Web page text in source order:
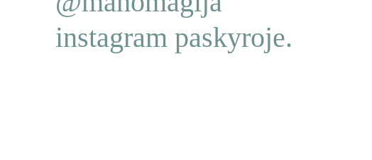
instagram paskyroje.